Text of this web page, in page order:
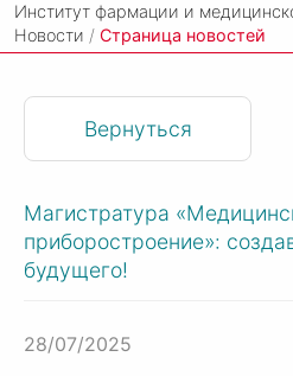
Институт фармации и
Новости / Cтраница новостей
Магистратура
приборостроение»:
будущего!
28/07/2025
Вернуться